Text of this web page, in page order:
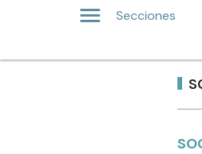
Secciones